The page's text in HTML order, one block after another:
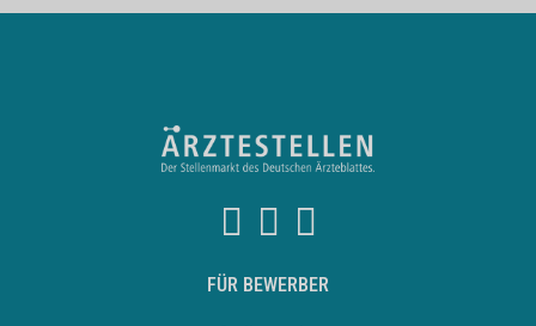
FÜR BEWERBER